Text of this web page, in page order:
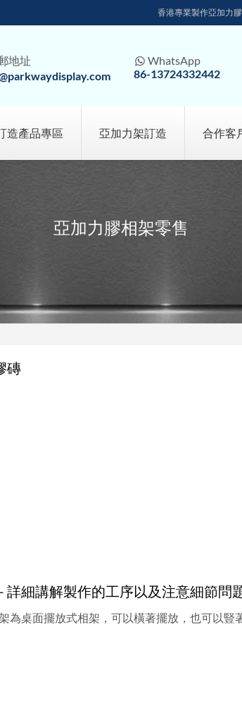
香港專業製作亞加力
地址
 WhatsApp
86-13724332442
造產品專區 亞加力架訂造 合作客
亞加力膠相架零售
磚
詳細講解製作的工序以及注意細節問
為桌面擺放式相架，可以橫著擺放，也可以